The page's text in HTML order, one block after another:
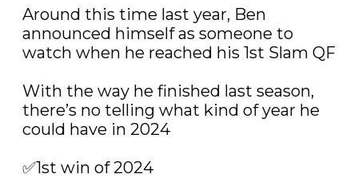
Around this time last year, Ben
announced himself as someone to
watch when he reached his 1st Slam QF
With the way he finished last season,
there’s no telling what kind of year he
could have in 2024
✅1st win of 2024